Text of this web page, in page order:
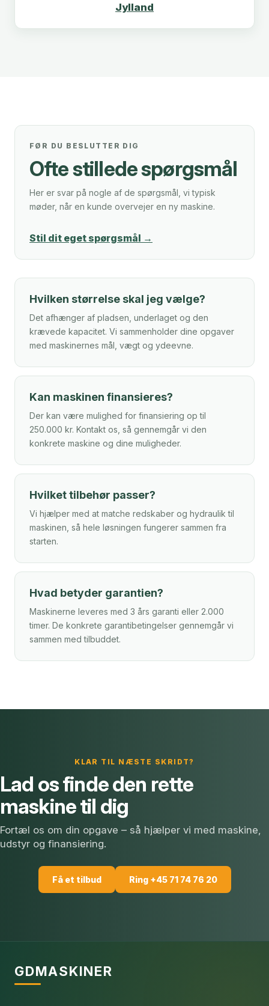
Jylland
FØR DU BESLUTTER DIG
Ofte stillede spørgsmål
Her er svar på nogle af de spørgsmål, vi typisk
møder, når en kunde overvejer en ny maskine.
Stil dit eget spørgsmål →
Hvilken størrelse skal jeg vælge?
Det afhænger af pladsen, underlaget og den
krævede kapacitet. Vi sammenholder dine opgaver
med maskinernes mål, vægt og ydeevne.
Kan maskinen finansieres?
Der kan være mulighed for finansiering op til
250.000 kr. Kontakt os, så gennemgår vi den
konkrete maskine og dine muligheder.
Hvilket tilbehør passer?
Vi hjælper med at matche redskaber og hydraulik til
maskinen, så hele løsningen fungerer sammen fra
starten.
Hvad betyder garantien?
Maskinerne leveres med 3 års garanti eller 2.000
timer. De konkrete garantibetingelser gennemgår vi
sammen med tilbuddet.
KLAR TIL NÆSTE SKRIDT?
Lad os finde den rette
maskine til dig
Fortæl os om din opgave – så hjælper vi med maskine,
udstyr og finansiering.
Få et tilbud Ring +45 71 74 76 20
GDMASKINER